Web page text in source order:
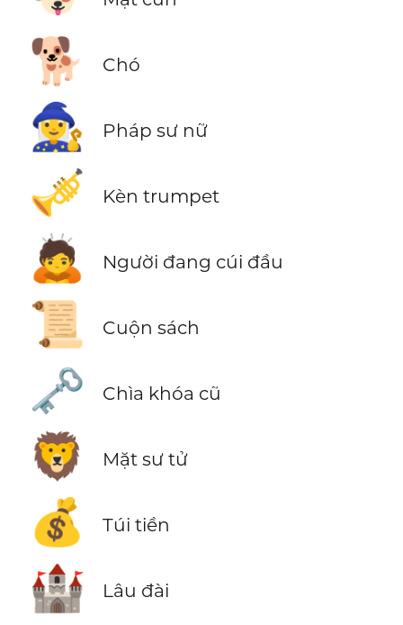
🐕 Chó
🧙‍♀️ Pháp sư nữ
🎺 Kèn trumpet
🙇 Người đang cúi đầu
📜 Cuộn sách
🗝️ Chìa khóa cũ
🦁 Mặt sư tử
💰 Túi tiền
🏰 Lâu đài